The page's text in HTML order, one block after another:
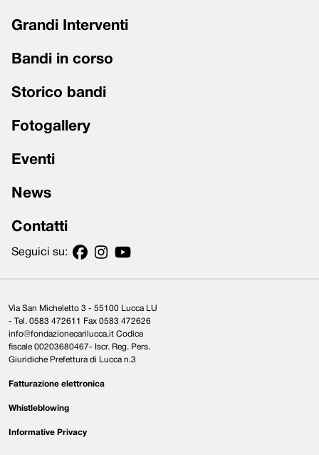
Grandi Interventi
Bandi in corso
Storico bandi
Fotogallery
Eventi
News
Contatti
Seguici su:
Via San Micheletto 3 - 55100 Lucca LU
- Tel. 0583 472611 Fax 0583 472626
info@fondazionecarilucca.it Codice
fiscale 00203680467- Iscr. Reg. Pers.
Giuridiche Prefettura di Lucca n.3
Fatturazione elettronica
Whistleblowing
Informative Privacy